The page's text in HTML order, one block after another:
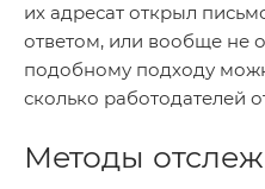
их адресат открыл
ответом, или вообще не
подобному подходу
сколько работодателей
Методы